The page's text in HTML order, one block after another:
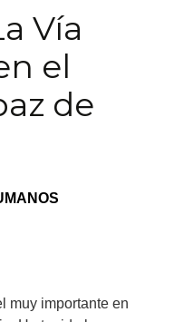
Vía
el
de
muy importante en